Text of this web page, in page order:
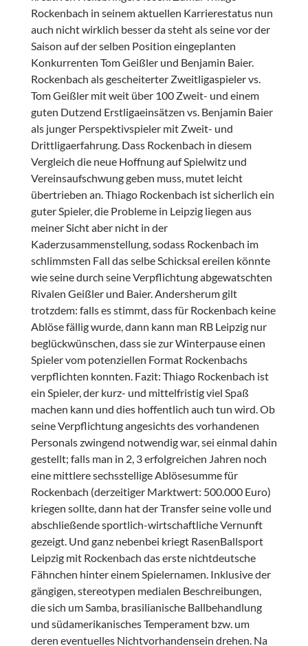
Rockenbach in seinem aktuellen Karrierestatus nun
auch nicht wirklich besser da steht als seine vor der
Saison auf der selben Position eingeplanten
Konkurrenten Tom Geißler und Benjamin Baier.
Rockenbach als gescheiterter Zweitligaspieler vs.
Tom Geißler mit weit über 100 Zweit- und einem
guten Dutzend Erstligaeinsätzen vs. Benjamin Baier
als junger Perspektivspieler mit Zweit- und
Drittligaerfahrung. Dass Rockenbach in diesem
Vergleich die neue Hoffnung auf Spielwitz und
Vereinsaufschwung geben muss, mutet leicht
übertrieben an. Thiago Rockenbach ist sicherlich ein
guter Spieler, die Probleme in Leipzig liegen aus
meiner Sicht aber nicht in der
Kaderzusammenstellung, sodass Rockenbach im
schlimmsten Fall das selbe Schicksal ereilen könnte
wie seine durch seine Verpflichtung abgewatschten
Rivalen Geißler und Baier. Andersherum gilt
trotzdem: falls es stimmt, dass für Rockenbach keine
Ablöse fällig wurde, dann kann man RB Leipzig nur
beglückwünschen, dass sie zur Winterpause einen
Spieler vom potenziellen Format Rockenbachs
verpflichten konnten. Fazit: Thiago Rockenbach ist
ein Spieler, der kurz- und mittelfristig viel Spaß
machen kann und dies hoffentlich auch tun wird. Ob
seine Verpflichtung angesichts des vorhandenen
Personals zwingend notwendig war, sei einmal dahin
gestellt; falls man in 2, 3 erfolgreichen Jahren noch
eine mittlere sechsstellige Ablösesumme für
Rockenbach (derzeitiger Marktwert: 500.000 Euro)
kriegen sollte, dann hat der Transfer seine volle und
abschließende sportlich-wirtschaftliche Vernunft
gezeigt. Und ganz nebenbei kriegt RasenBallsport
Leipzig mit Rockenbach das erste nichtdeutsche
Fähnchen hinter einem Spielernamen. Inklusive der
gängigen, stereotypen medialen Beschreibungen,
die sich um Samba, brasilianische Ballbehandlung
und südamerikanisches Temperament bzw. um
deren eventuelles Nichtvorhandensein drehen. Na